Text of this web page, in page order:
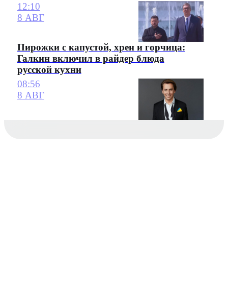
12:10
8 АВГ
Пирожки с капустой, хрен и горчица:
Галкин включил в райдер блюда
русской кухни
08:56
8 АВГ